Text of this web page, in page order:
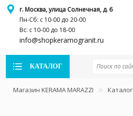
г. Москва, улица Солнечная, д. 6
Пн-Сб: с 10-00 до 20-00
Вс: с 10-00 до 18-00
info@shopkeramogranit.ru
КАТАЛОГ
Магазин KERAMA MARAZZI Каталог